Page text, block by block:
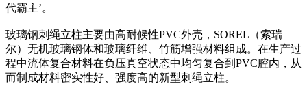
代霸主’。
玻璃钢刺绳立柱主要由高耐候性PVC外壳，SOREL（索瑞
尔）无机玻璃钢体和玻璃纤维、竹筋增强材料组成。在生产过
程中流体复合材料在负压真空状态中均匀复合到PVC腔内，从
而制成材料密实性好、强度高的新型刺绳立柱。